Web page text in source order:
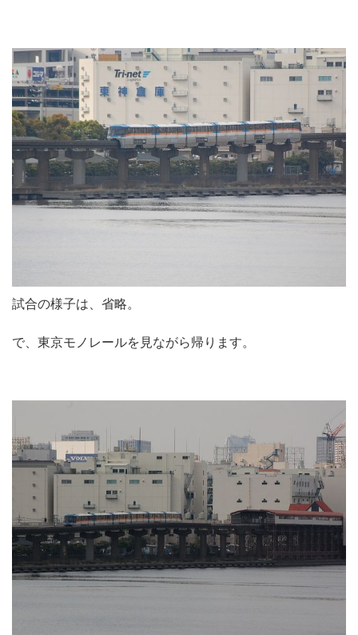
試合の様子は、省略。
で、東京モノレールを見ながら帰ります。